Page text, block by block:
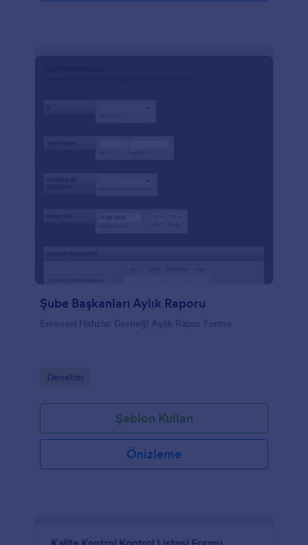
Şube Başkanları Aylık Raporu
Evrensel Hafızlar Derneği Aylık Rapor Formu
Go to Category:
Denetim
Şablon Kullan
Önizleme